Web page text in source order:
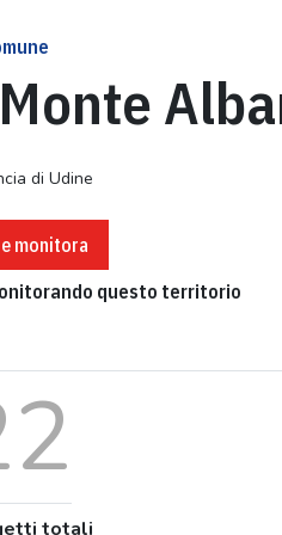
di Udine
monitora
questo territorio
totali